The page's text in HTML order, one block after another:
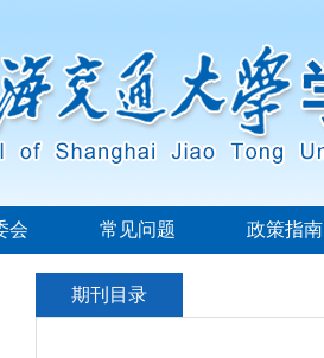
会 常见问题 政策指南
期刊目录